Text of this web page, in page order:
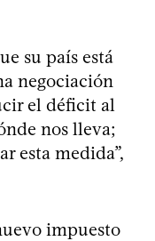
su país está
negociación
el déficit al
nos lleva;
esta medida”,
impuesto